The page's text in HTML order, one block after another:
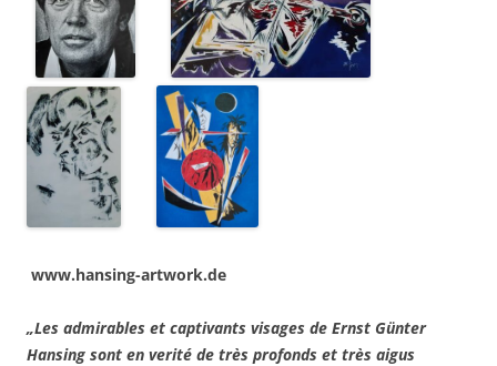
www.hansing-artwork.de
„Les admirables et captivants visages de Ernst Günter
Hansing sont en verité de très profonds et très aigus